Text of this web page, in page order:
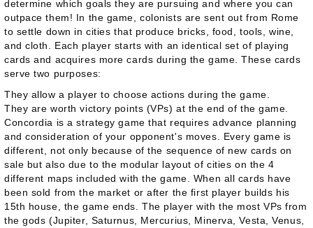
determine which goals they are pursuing and where you can
outpace them! In the game, colonists are sent out from Rome
to settle down in cities that produce bricks, food, tools, wine,
and cloth. Each player starts with an identical set of playing
cards and acquires more cards during the game. These cards
serve two purposes:
They allow a player to choose actions during the game.
They are worth victory points (VPs) at the end of the game.
Concordia is a strategy game that requires advance planning
and consideration of your opponent's moves. Every game is
different, not only because of the sequence of new cards on
sale but also due to the modular layout of cities on the 4
different maps included with the game. When all cards have
been sold from the market or after the first player builds his
15th house, the game ends. The player with the most VPs from
the gods (Jupiter, Saturnus, Mercurius, Minerva, Vesta, Venus,